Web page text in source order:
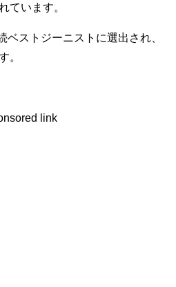
ています。
ベストジーニストに選出され、
。
link